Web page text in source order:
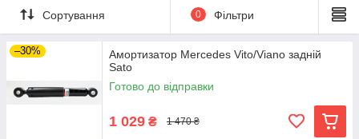
Сортування 0 Фільтри
–30%
Амортизатор Mercedes Vito/Viano задній
Sato
Готово до відправки
1 029 ₴ 1 470 ₴